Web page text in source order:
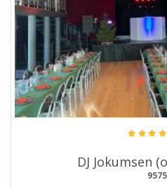
ProArtist
DJ Jokumsen
9575